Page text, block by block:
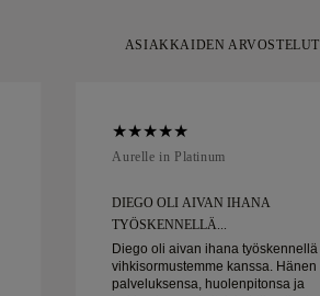
ASIAKKAIDEN ARVOSTELUT
Aurelle in Platinum
DIEGO OLI AIVAN IHANA
TYÖSKENNELLÄ...
Diego oli aivan ihana työskennellä
vihkisormustemme kanssa. Hänen
palveluksensa, huolenpitonsa ja